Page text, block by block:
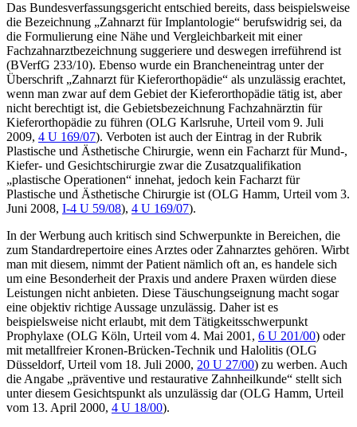
Das Bundesverfassungsgericht entschied bereits, dass beispielsweise
die Bezeichnung „Zahnarzt für Implantologie“ berufswidrig sei, da
die Formulierung eine Nähe und Vergleichbarkeit mit einer
Fachzahnarztbezeichnung suggeriere und deswegen irreführend ist
(BVerfG 233/10). Ebenso wurde ein Brancheneintrag unter der
Überschrift „Zahnarzt für Kieferorthopädie“ als unzulässig erachtet,
wenn man zwar auf dem Gebiet der Kieferorthopädie tätig ist, aber
nicht berechtigt ist, die Gebietsbezeichnung Fachzahnärztin für
Kieferorthopädie zu führen (OLG Karlsruhe, Urteil vom 9. Juli
2009, 4 U 169/07). Verboten ist auch der Eintrag in der Rubrik
Plastische und Ästhetische Chirurgie, wenn ein Facharzt für Mund-,
Kiefer- und Gesichtschirurgie zwar die Zusatzqualifikation
„plastische Operationen“ innehat, jedoch kein Facharzt für
Plastische und Ästhetische Chirurgie ist (OLG Hamm, Urteil vom 3.
Juni 2008, I-4 U 59/08), 4 U 169/07).
In der Werbung auch kritisch sind Schwerpunkte in Bereichen, die
zum Standardrepertoire eines Arztes oder Zahnarztes gehören. Wirbt
man mit diesem, nimmt der Patient nämlich oft an, es handele sich
um eine Besonderheit der Praxis und andere Praxen würden diese
Leistungen nicht anbieten. Diese Täuschungseignung macht sogar
eine objektiv richtige Aussage unzulässig. Daher ist es
beispielsweise nicht erlaubt, mit dem Tätigkeitsschwerpunkt
Prophylaxe (OLG Köln, Urteil vom 4. Mai 2001, 6 U 201/00) oder
mit metallfreier Kronen-Brücken-Technik und Halolitis (OLG
Düsseldorf, Urteil vom 18. Juli 2000, 20 U 27/00) zu werben. Auch
die Angabe „präventive und restaurative Zahnheilkunde“ stellt sich
unter diesem Gesichtspunkt als unzulässig dar (OLG Hamm, Urteil
vom 13. April 2000, 4 U 18/00).